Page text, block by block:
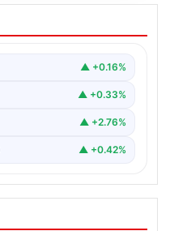
medya
Galatasaray Spor…▲ +0.16%
▲ +0.33%
▲ +2.76%
▲ +0.42%